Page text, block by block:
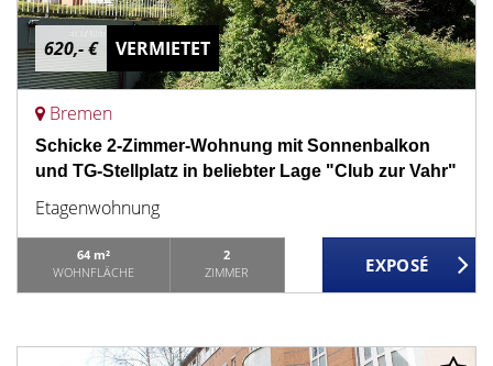
620,- € VERMIETET
Bremen
Schicke 2-Zimmer-Wohnung mit Sonnenbalkon
und TG-Stellplatz in beliebter Lage "Club zur Vahr"
Etagenwohnung
64 m²
WOHNFLÄCHE
2
ZIMMER